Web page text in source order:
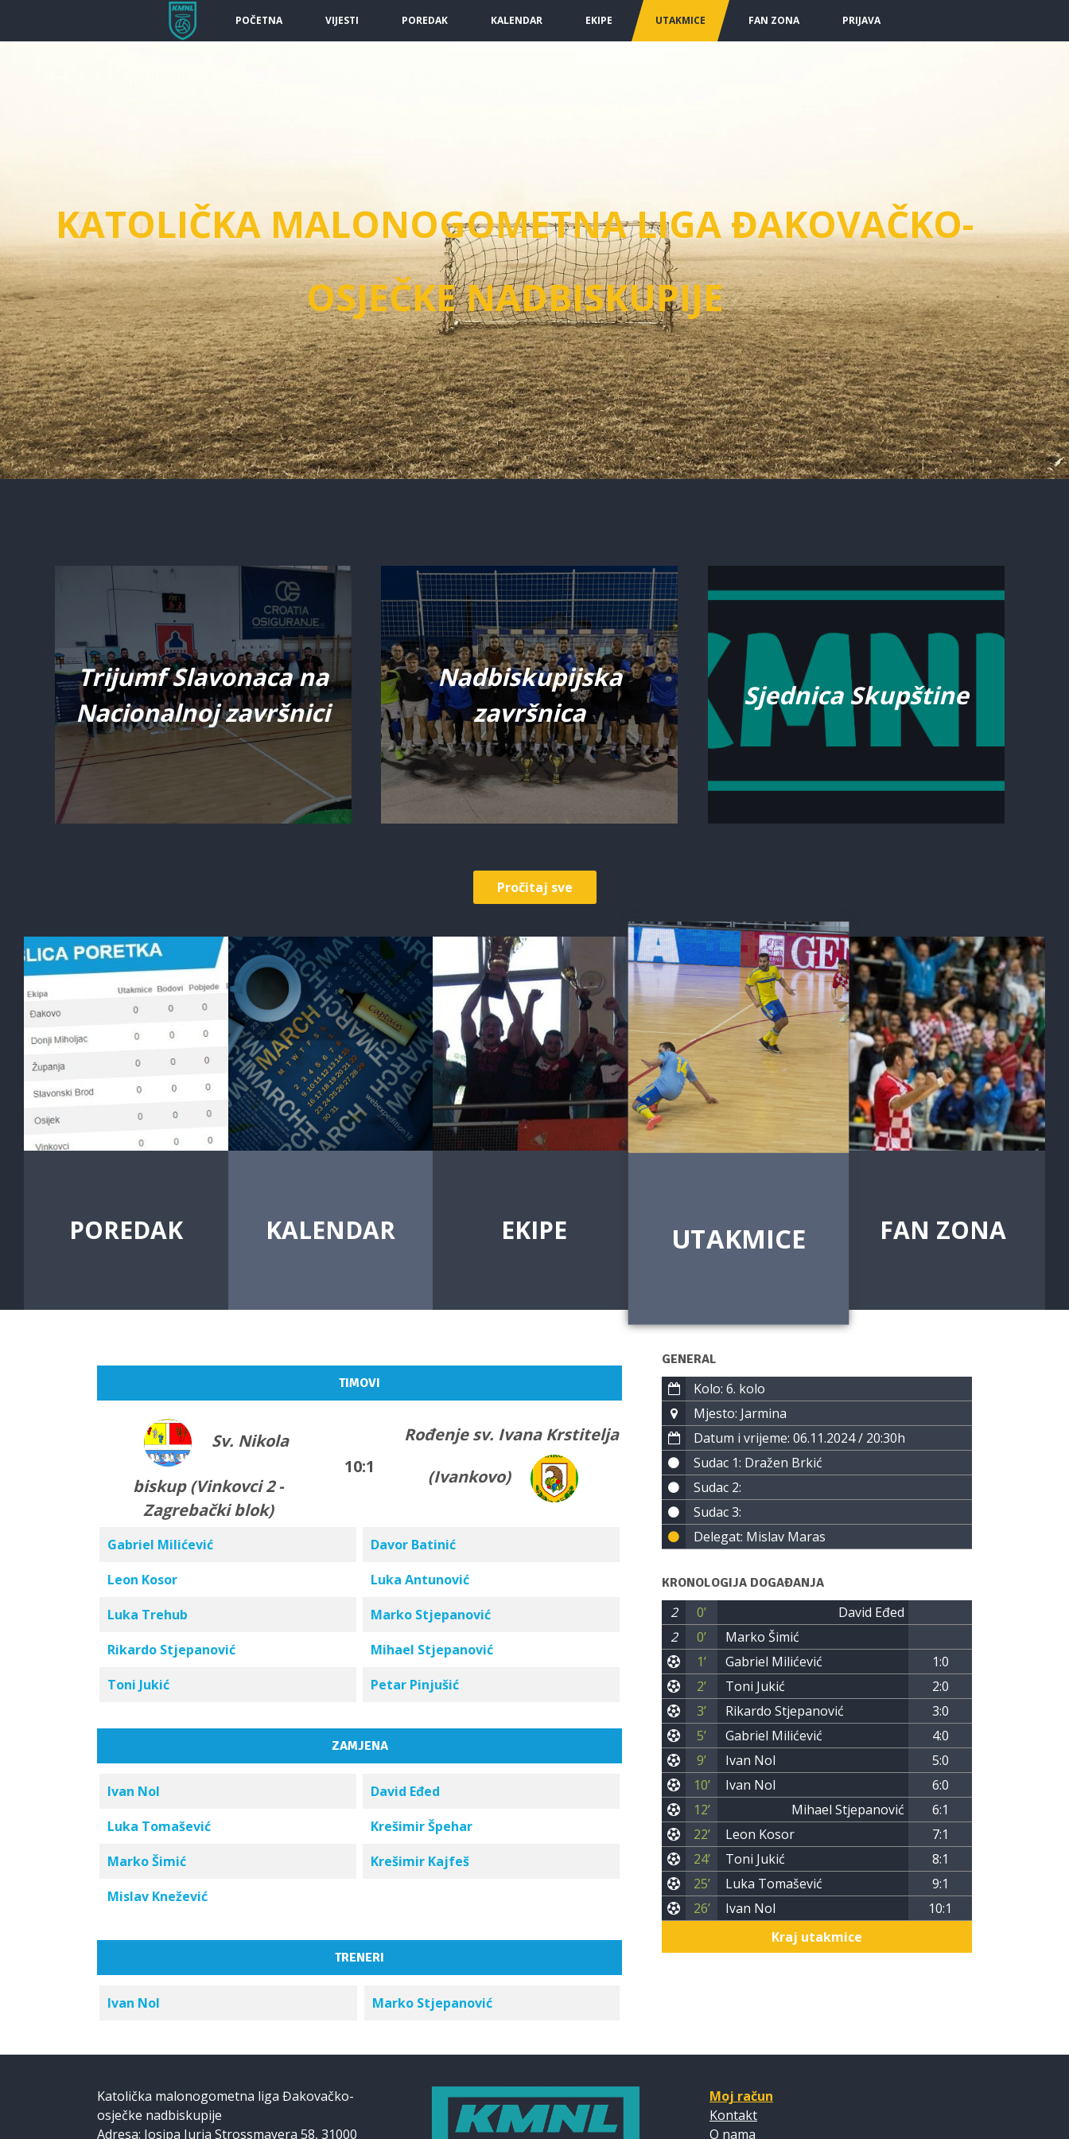
POČETNA VIJESTI POREDAK KALENDAR EKIPE UTAKMICE FAN ZONA PRIJAVA
KATOLIČKA MALONOGOMETNA LIGA ĐAKOVAČKO-
OSJEČKE NADBISKUPIJE
Trijumf Slavonaca na
Nacionalnoj završnici
Nadbiskupijska
završnica
Sjednica Skupštine
Pročitaj sve
POREDAK KALENDAR EKIPE UTAKMICE FAN ZONA
TIMOVI
Sv. Nikola
biskup (Vinkovci 2 -
Zagrebački blok)
10:1
Rođenje sv. Ivana Krstitelja
(Ivankovo)
Gabriel Milićević
Leon Kosor
Luka Trehub
Rikardo Stjepanović
Toni Jukić
Davor Batinić
Luka Antunović
Marko Stjepanović
Mihael Stjepanović
Petar Pinjušić
ZAMJENA
Ivan Nol
Luka Tomašević
Marko Šimić
Mislav Knežević
David Eđed
Krešimir Špehar
Krešimir Kajfeš
TRENERI
Ivan Nol Marko Stjepanović
GENERAL
Kolo: 6. kolo
Mjesto: Jarmina
Datum i vrijeme: 06.11.2024 / 20:30h
Sudac 1: Dražen Brkić
Sudac 2:
Sudac 3:
Delegat: Mislav Maras
KRONOLOGIJA DOGAĐANJA
2 0’
David Eđed
2
0’
Marko Šimić
1’
Gabriel Milićević
1:0
2’
Toni Jukić
2:0
3’
Rikardo Stjepanović
3:0
5’
Gabriel Milićević
4:0
9’
Ivan Nol
5:0
10’
Ivan Nol
6:0
12’
Mihael Stjepanović
6:1
22’
Leon Kosor
7:1
24’
Toni Jukić
8:1
25’
Luka Tomašević
9:1
26’
Ivan Nol
10:1
Kraj utakmice
Katolička malonogometna liga Đakovačko-
osječke nadbiskupije
Adresa: Josipa Jurja Strossmayera 58, 31000
Moj račun
Kontakt
O nama